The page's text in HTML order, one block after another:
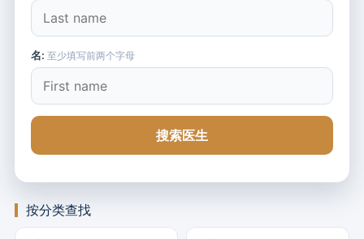
名: 至少填写前两个字母
搜索医生
按分类查找